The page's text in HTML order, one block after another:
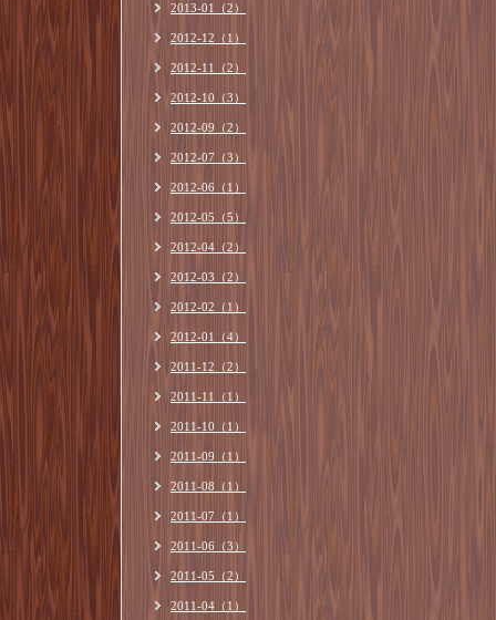
2013-01（2）
2012-12（1）
2012-11（2）
2012-10（3）
2012-09（2）
2012-07（3）
2012-06（1）
2012-05（5）
2012-04（2）
2012-03（2）
2012-02（1）
2012-01（4）
2011-12（2）
2011-11（1）
2011-10（1）
2011-09（1）
2011-08（1）
2011-07（1）
2011-06（3）
2011-05（2）
2011-04（1）